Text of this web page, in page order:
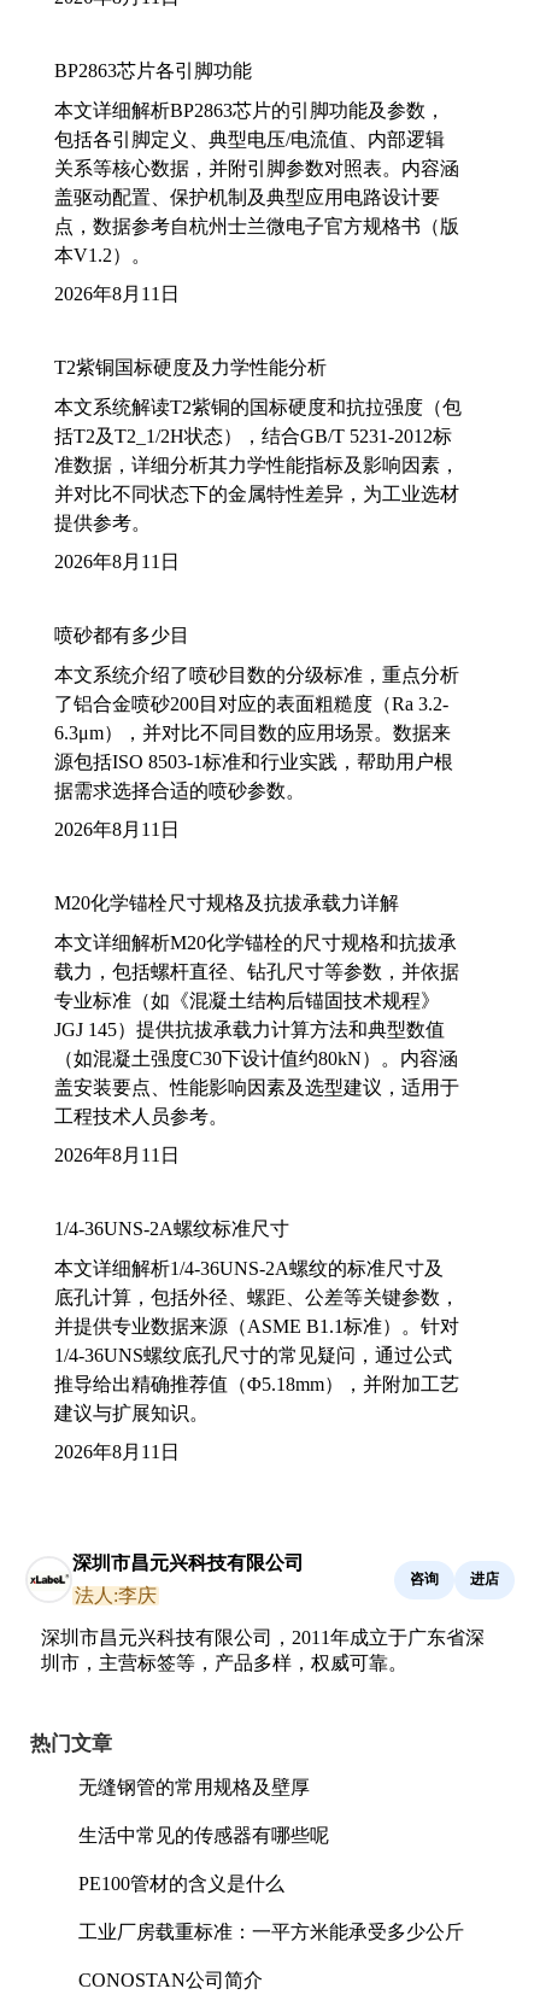
BP2863芯片各引脚功能
本文详细解析BP2863芯片的引脚功能及参数，
包括各引脚定义、典型电压/电流值、内部逻辑
关系等核心数据，并附引脚参数对照表。内容涵
盖驱动配置、保护机制及典型应用电路设计要
点，数据参考自杭州士兰微电子官方规格书（版
本V1.2）。
2026年8月11日
T2紫铜国标硬度及力学性能分析
本文系统解读T2紫铜的国标硬度和抗拉强度（包
括T2及T2_1/2H状态），结合GB/T 5231-2012标
准数据，详细分析其力学性能指标及影响因素，
并对比不同状态下的金属特性差异，为工业选材
提供参考。
2026年8月11日
喷砂都有多少目
本文系统介绍了喷砂目数的分级标准，重点分析
了铝合金喷砂200目对应的表面粗糙度（Ra 3.2-
6.3μm），并对比不同目数的应用场景。数据来
源包括ISO 8503-1标准和行业实践，帮助用户根
据需求选择合适的喷砂参数。
2026年8月11日
M20化学锚栓尺寸规格及抗拔承载力详解
本文详细解析M20化学锚栓的尺寸规格和抗拔承
载力，包括螺杆直径、钻孔尺寸等参数，并依据
专业标准（如《混凝土结构后锚固技术规程》
JGJ 145）提供抗拔承载力计算方法和典型数值
（如混凝土强度C30下设计值约80kN）。内容涵
盖安装要点、性能影响因素及选型建议，适用于
工程技术人员参考。
2026年8月11日
1/4-36UNS-2A螺纹标准尺寸
本文详细解析1/4-36UNS-2A螺纹的标准尺寸及
底孔计算，包括外径、螺距、公差等关键参数，
并提供专业数据来源（ASME B1.1标准）。针对
1/4-36UNS螺纹底孔尺寸的常见疑问，通过公式
推导给出精确推荐值（Φ5.18mm），并附加工艺
建议与扩展知识。
2026年8月11日
深圳市昌元兴科技有限公司
法人:李庆
咨询 进店
深圳市昌元兴科技有限公司，2011年成立于广东省深
圳市，主营标签等，产品多样，权威可靠。
热门文章
无缝钢管的常用规格及壁厚
生活中常见的传感器有哪些呢
PE100管材的含义是什么
工业厂房载重标准：一平方米能承受多少公斤
CONOSTAN公司简介